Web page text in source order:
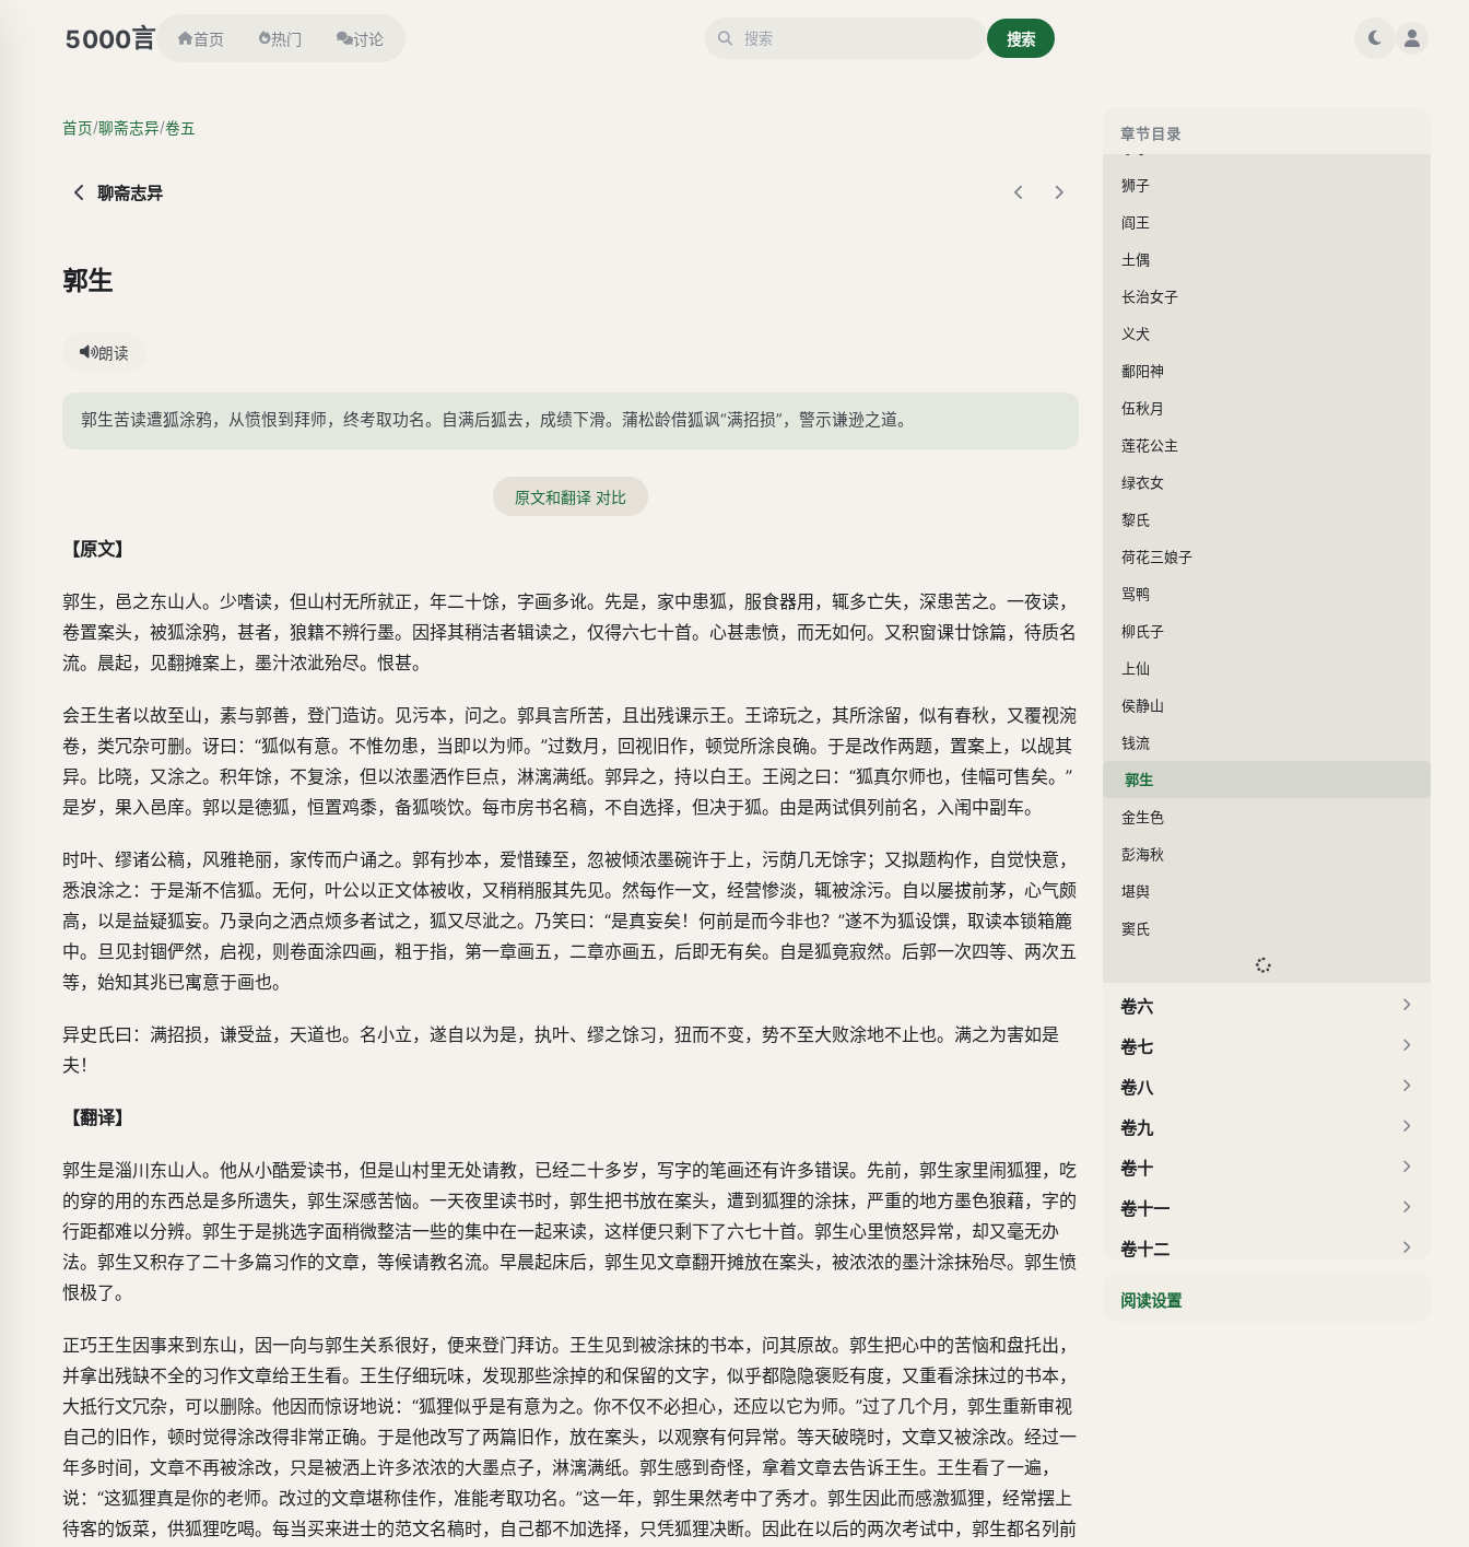
5000言 首页 热门 讨论 搜索
首页/聊斋志异/卷五
聊斋志异
郭生
朗读
郭生苦读遭狐涂鸦，从愤恨到拜师，终考取功名。自满后狐去，成绩下滑。蒲松龄借狐讽“满招损”，警示谦逊之道。
原文和翻译 对比
【原文】
郭生，邑之东山人。少嗜读，但山村无所就正，年二十馀，字画多讹。先是，家中患狐，服食器用，辄多亡失，深患苦之。一夜读，
卷置案头，被狐涂鸦，甚者，狼籍不辨行墨。因择其稍洁者辑读之，仅得六七十首。心甚恚愤，而无如何。又积窗课廿馀篇，待质名
流。晨起，见翻摊案上，墨汁浓泚殆尽。恨甚。
会王生者以故至山，素与郭善，登门造访。见污本，问之。郭具言所苦，且出残课示王。王谛玩之，其所涂留，似有春秋，又覆视涴
卷，类冗杂可删。讶曰：“狐似有意。不惟勿患，当即以为师。”过数月，回视旧作，顿觉所涂良确。于是改作两题，置案上，以觇其
异。比晓，又涂之。积年馀，不复涂，但以浓墨洒作巨点，淋漓满纸。郭异之，持以白王。王阅之曰：“狐真尔师也，佳幅可售矣。”
是岁，果入邑庠。郭以是德狐，恒置鸡黍，备狐啖饮。每市房书名稿，不自选择，但决于狐。由是两试俱列前名，入闱中副车。
时叶、缪诸公稿，风雅艳丽，家传而户诵之。郭有抄本，爱惜臻至，忽被倾浓墨碗许于上，污荫几无馀字；又拟题构作，自觉快意，
悉浪涂之：于是渐不信狐。无何，叶公以正文体被收，又稍稍服其先见。然每作一文，经营惨淡，辄被涂污。自以屡拔前茅，心气颇
高，以是益疑狐妄。乃录向之洒点烦多者试之，狐又尽泚之。乃笑曰：“是真妄矣！何前是而今非也？”遂不为狐设馔，取读本锁箱簏
中。旦见封锢俨然，启视，则卷面涂四画，粗于指，第一章画五，二章亦画五，后即无有矣。自是狐竟寂然。后郭一次四等、两次五
等，始知其兆已寓意于画也。
异史氏曰：满招损，谦受益，天道也。名小立，遂自以为是，执叶、缪之馀习，狃而不变，势不至大败涂地不止也。满之为害如是
夫！
【翻译】
郭生是淄川东山人。他从小酷爱读书，但是山村里无处请教，已经二十多岁，写字的笔画还有许多错误。先前，郭生家里闹狐狸，吃
的穿的用的东西总是多所遗失，郭生深感苦恼。一天夜里读书时，郭生把书放在案头，遭到狐狸的涂抹，严重的地方墨色狼藉，字的
行距都难以分辨。郭生于是挑选字面稍微整洁一些的集中在一起来读，这样便只剩下了六七十首。郭生心里愤怒异常，却又毫无办
法。郭生又积存了二十多篇习作的文章，等候请教名流。早晨起床后，郭生见文章翻开摊放在案头，被浓浓的墨汁涂抹殆尽。郭生愤
恨极了。
正巧王生因事来到东山，因一向与郭生关系很好，便来登门拜访。王生见到被涂抹的书本，问其原故。郭生把心中的苦恼和盘托出，
并拿出残缺不全的习作文章给王生看。王生仔细玩味，发现那些涂掉的和保留的文字，似乎都隐隐褒贬有度，又重看涂抹过的书本，
大抵行文冗杂，可以删除。他因而惊讶地说：“狐狸似乎是有意为之。你不仅不必担心，还应以它为师。”过了几个月，郭生重新审视
自己的旧作，顿时觉得涂改得非常正确。于是他改写了两篇旧作，放在案头，以观察有何异常。等天破晓时，文章又被涂改。经过一
年多时间，文章不再被涂改，只是被洒上许多浓浓的大墨点子，淋漓满纸。郭生感到奇怪，拿着文章去告诉王生。王生看了一遍，
说：“这狐狸真是你的老师。改过的文章堪称佳作，准能考取功名。”这一年，郭生果然考中了秀才。郭生因此而感激狐狸，经常摆上
待客的饭菜，供狐狸吃喝。每当买来进士的范文名稿时，自己都不加选择，只凭狐狸决断。因此在以后的两次考试中，郭生都名列前
章节目录
孝子
狮子
阎王
土偶
长治女子
义犬
鄱阳神
伍秋月
莲花公主
绿衣女
黎氏
荷花三娘子
骂鸭
柳氏子
上仙
侯静山
钱流
郭生
金生色
彭海秋
堪舆
窦氏
卷六
卷七
卷八
卷九
卷十
卷十一
卷十二
阅读设置